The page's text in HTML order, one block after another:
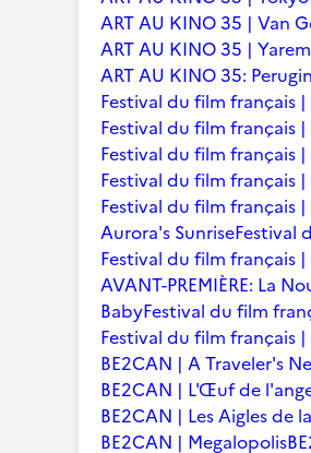
ART AU KINO 35 | Van
ART AU KINO 35 |
ART AU KINO 35:
Festival du film français
Festival du film français
Festival du film français
Festival du film français
Festival du film français
Aurora's SunriseFestival
Festival du film français
AVANT-PREMIÈRE: La
BabyFestival du film
Festival du film français |
BE2CAN | A Traveler's
BE2CAN | L'Œuf de
BE2CAN | Les Aigles de
BE2CAN | Megalopolis